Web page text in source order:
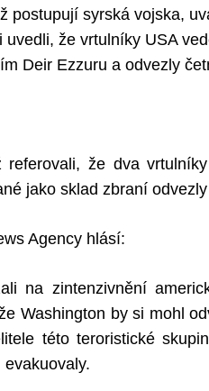
postupují syrská vojska,
uvedli, že vrtulníky USA
Deir Ezzuru a odvezly
referovali, že dva
jako sklad zbraní
Agency hlásí:
na zintenzivnění
Washington by si mohl
této teroristické
evakuovaly.